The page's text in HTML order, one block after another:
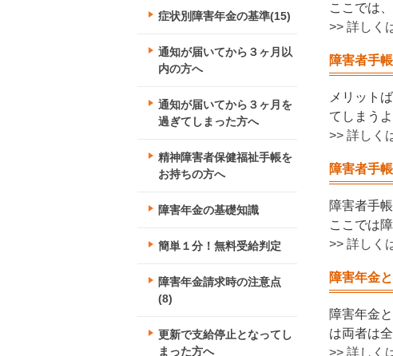
ここでは
>> 詳しく
障害者手
メリット
てしまう
>> 詳しく
障害者手
障害者手
ここでは
>> 詳しく
障害年金
障害年金
は両者は
>> 詳しく
症状別障害年金の基準(15)
通知が届いてから３ヶ月以
内の方へ
通知が届いてから３ヶ月を
過ぎてしまった方へ
精神障害者保健福祉手帳を
お持ちの方へ
障害年金の基礎知識
簡単１分！無料受給判定
障害年金請求時の注意点
(8)
更新で支給停止となってし
まった方へ